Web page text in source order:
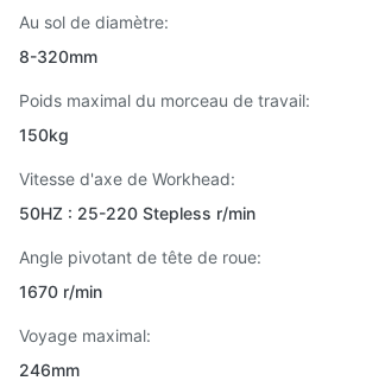
Au sol de diamètre:
8-320mm
Poids maximal du morceau de travail:
150kg
Vitesse d'axe de Workhead:
50HZ : 25-220 Stepless r/min
Angle pivotant de tête de roue:
1670 r/min
Voyage maximal:
246mm